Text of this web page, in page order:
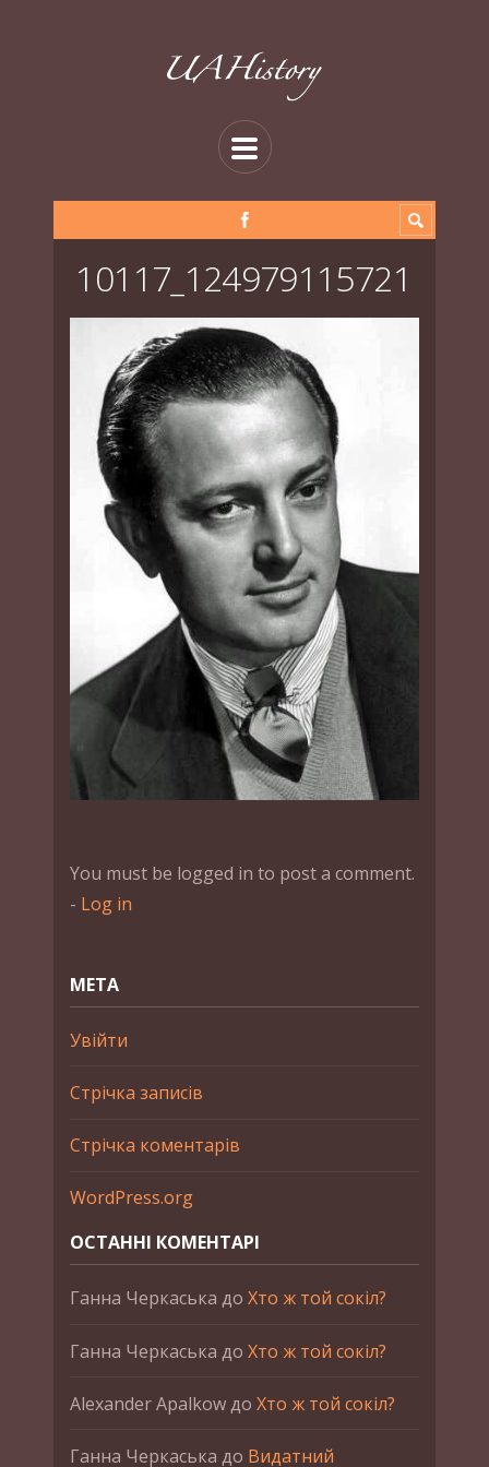
10117_124979115721
You must be logged in to post a comment.
- Log in
МЕТА
Увійти
Стрічка записів
Стрічка коментарів
WordPress.org
ОСТАННІ КОМЕНТАРІ
Ганна Черкаська до Хто ж той сокіл?
Ганна Черкаська до Хто ж той сокіл?
Alexander Apalkowдо Хто ж той сокіл?
Ганна Черкаська до Видатний